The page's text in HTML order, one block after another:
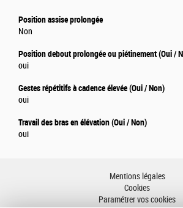
Position assise prolongée
Non
Position debout prolongée ou piétinement (Oui /
oui
Gestes répétitifs à cadence élevée (Oui / Non)
oui
Travail des bras en élévation (Oui / Non)
oui
Mentions légales
Cookies
Paramétrer vos cookies